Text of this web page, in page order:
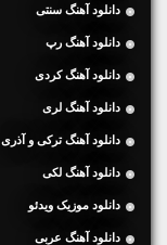
دانلود آهنگ سنتی
دانلود آهنگ رپ
دانلود آهنگ کردی
دانلود آهنگ لری
دانلود آهنگ ترکی و آذری
دانلود آهنگ لکی
دانلود موزیک ویدئو
دانلود آهنگ عربی